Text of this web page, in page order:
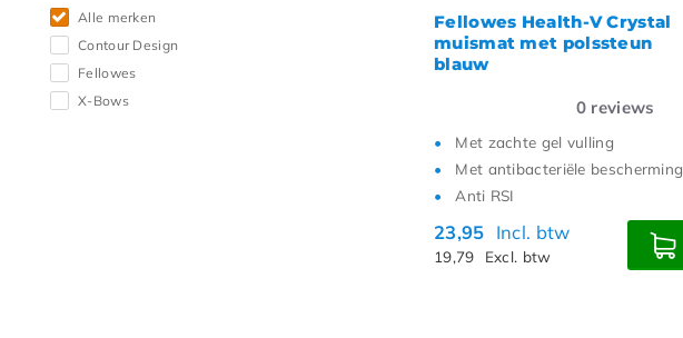
Alle merken
Contour Design
Fellowes
X-Bows
Fellowes Health-V Crystal
muismat met polssteun
blauw
0 reviews
Met zachte gel vulling
Met antibacteriële bescherming
Anti RSI
23,95 Incl. btw
19,79 Excl. btw